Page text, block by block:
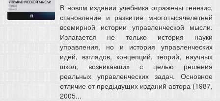
В новом издании учебника отражены генезис,
становление и развитие многотысячелетней
всемирной истории управленческой мысли.
Излагается не только история науки
управления, но и история управленческих
идей, взглядов, концепций, теорий, научных
школ, возникавших с целью решения
реальных управленческих задач. Основное
отличие от предыдущих изданий автора (1987,
2005...